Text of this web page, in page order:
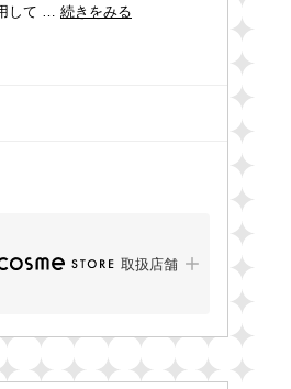
して … 続きをみる
取扱店舗